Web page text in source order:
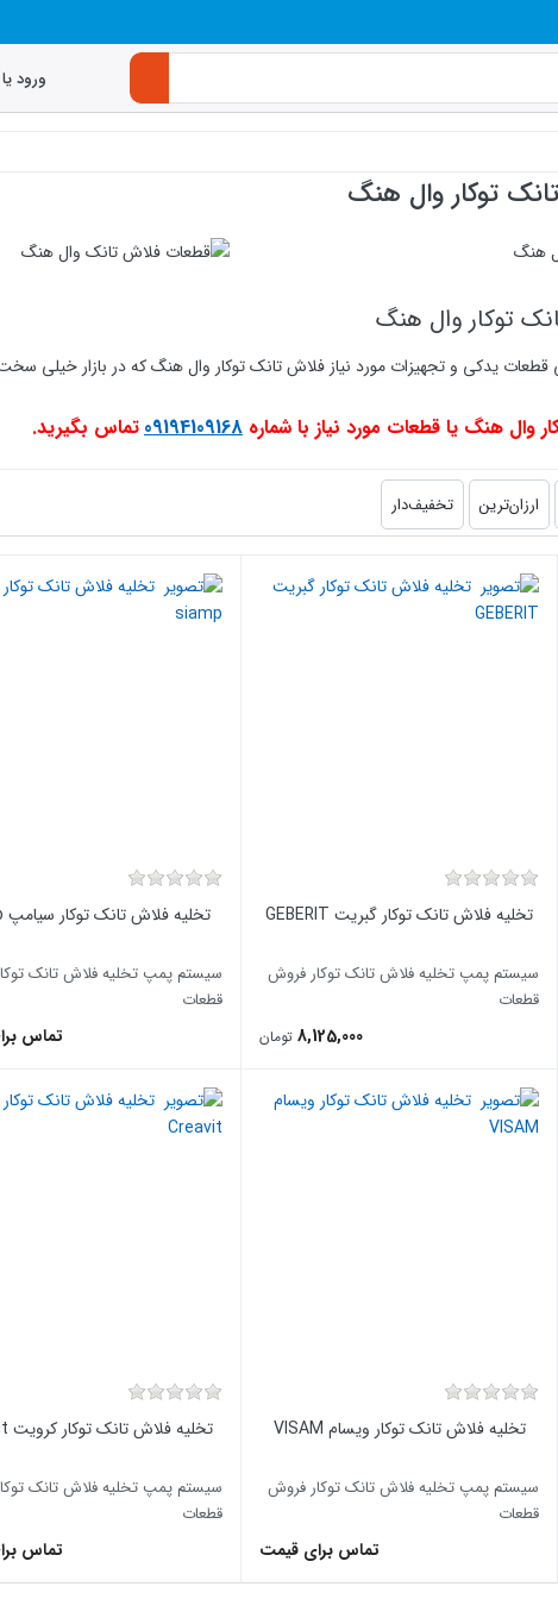
ورود
توکار وال هنگ
توکار وال هنگ
کالا 118 سعی کردیم تمامی قطعات یدکی و تجهیزات مورد نیاز فلاش تانک توکار وال هنگ که در
وال هنگ یا قطعات مورد نیاز با شماره09194109168تماس بگیرید.
ارزان‌ترین تخفیف‌دار
تخلیه فلاش تانک توکار گبریت GEBERIT
سیستم پمپ تخلیه فلاش تانک توکار فروش
قطعات
8,125,000 تومان
تخلیه فلاش تانک توکار سیامپ siamp
سیستم پمپ تخلیه فلاش تانک
قطعات
تماس
تخلیه فلاش تانک توکار ویسام VISAM
سیستم پمپ تخلیه فلاش تانک توکار فروش
قطعات
تماس برای قیمت
تخلیه فلاش تانک توکار کرویت Creavit
سیستم پمپ تخلیه فلاش تانک
قطعات
تماس